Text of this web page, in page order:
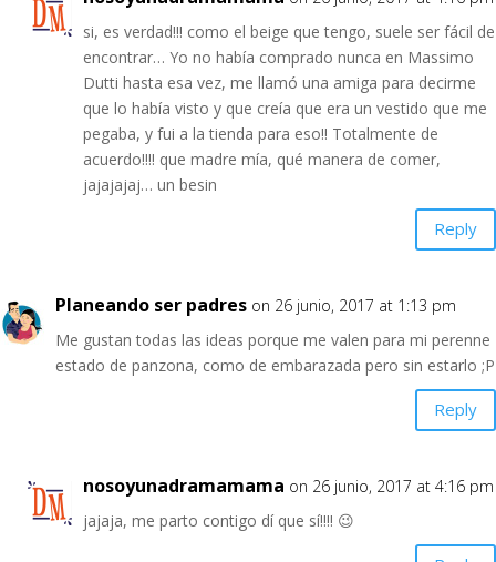
si, es verdad!!! como el beige que tengo, suele ser fácil de
encontrar… Yo no había comprado nunca en Massimo
Dutti hasta esa vez, me llamó una amiga para decirme
que lo había visto y que creía que era un vestido que me
pegaba, y fui a la tienda para eso!! Totalmente de
acuerdo!!!! que madre mía, qué manera de comer,
jajajajaj… un besin
Reply
Planeando ser padres on 26 junio, 2017 at 1:13 pm
Me gustan todas las ideas porque me valen para mi perenne
estado de panzona, como de embarazada pero sin estarlo ;P
Reply
nosoyunadramamama on 26 junio, 2017 at 4:16 pm
jajaja, me parto contigo dí que sí!!!! 😉